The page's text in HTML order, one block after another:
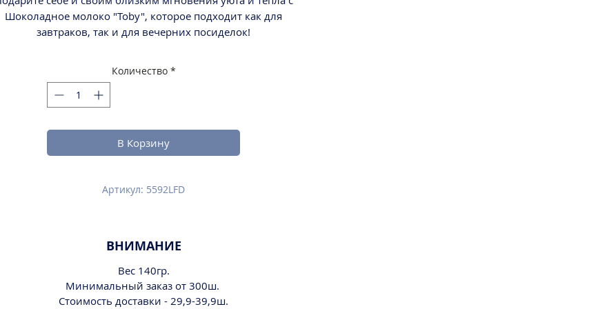
Шоколадное молоко "Toby", которое подходит как для
завтраков, так и для вечерних посиделок!
Количество *
В Корзину
Артикул: 5592LFD
ВНИМАНИЕ
Вес 140гр.
Минимальный заказ от 300ш.
Стоимость доставки - 29,9-39,9ш.